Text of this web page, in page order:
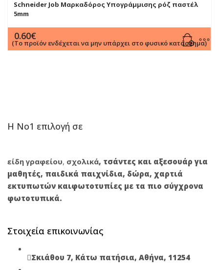
Schneider Job Μαρκαδόρος Υπογράμμισης ρόζ παστέλ
5mm
0.60€
(Το προϊόν ενδέχεται να μην υπάρχει στο φυσικό κατάστημα)
Η Νο1 επιλογή σε
είδη γραφείου, σχολικά, τσάντες και αξεσουάρ για
μαθητές, παιδικά παιχνίδια, δώρα, χαρτιά
εκτυπωτών καιφωτοτυπίες με τα πιο σύγχρονα
φωτοτυπικά.
Στοιχεία επικοινωνίας
Σκιάθου 7, Κάτω πατήσια, Αθήνα, 11254